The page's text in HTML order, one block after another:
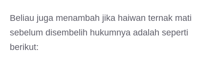
Beliau juga menambah jika haiwan ternak mati
sebelum disembelih hukumnya adalah seperti
berikut: